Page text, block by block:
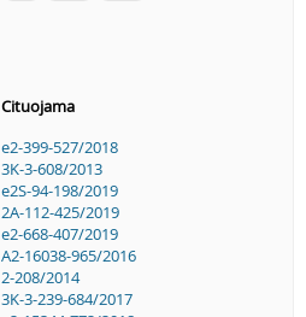
Cituojama
e2-399-527/2018
3K-3-608/2013
e2S-94-198/2019
2A-112-425/2019
e2-668-407/2019
A2-16038-965/2016
2-208/2014
3K-3-239-684/2017